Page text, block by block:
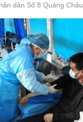
dân Số 8 Quảng